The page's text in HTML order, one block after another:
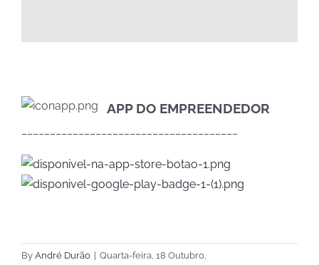
APP DO EMPREENDEDOR
By André Durão
Quarta-feira, 18 Outubro,